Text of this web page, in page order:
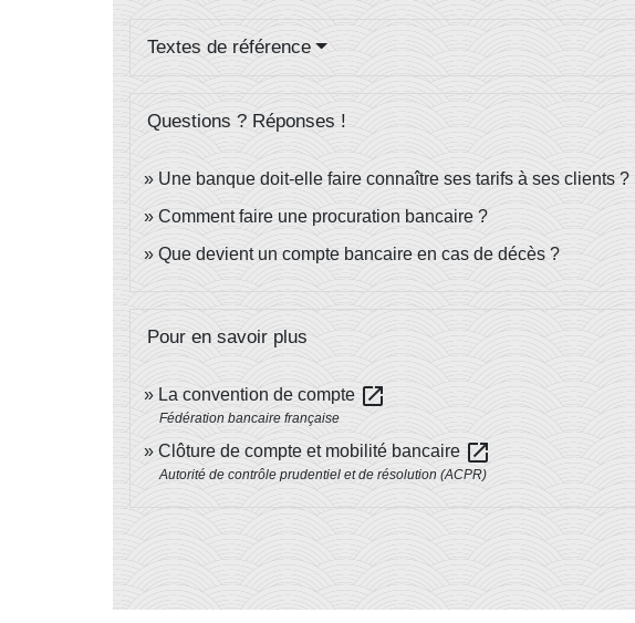
Textes de référence
Questions ? Réponses !
Une banque doit-elle faire connaître ses tarifs à ses clients ?
Comment faire une procuration bancaire ?
Que devient un compte bancaire en cas de décès ?
Pour en savoir plus
La convention de compte open_in_new
Fédération bancaire française
Clôture de compte et mobilité bancaire open_in_new
Autorité de contrôle prudentiel et de résolution (ACPR)